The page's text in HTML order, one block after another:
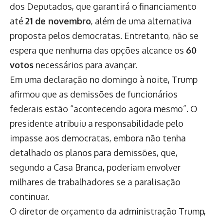
dos Deputados, que garantirá o financiamento
até 21 de novembro, além de uma alternativa
proposta pelos democratas. Entretanto, não se
espera que nenhuma das opções alcance os 60
votos necessários para avançar.
Em uma declaração no domingo à noite, Trump
afirmou que as demissões de funcionários
federais estão “acontecendo agora mesmo”. O
presidente atribuiu a responsabilidade pelo
impasse aos democratas, embora não tenha
detalhado os planos para demissões, que,
segundo a Casa Branca, poderiam envolver
milhares de trabalhadores se a paralisação
continuar.
O diretor de orçamento da administração Trump,